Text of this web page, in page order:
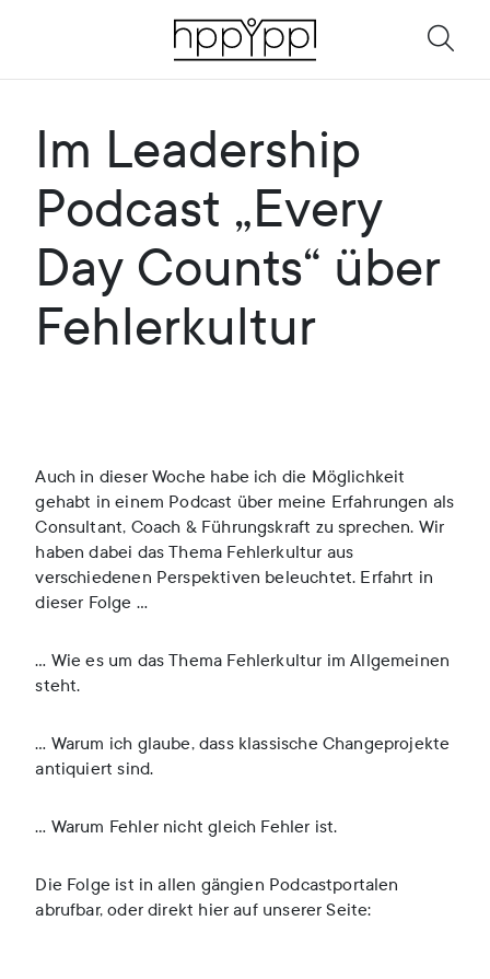
Im Leadership
Podcast „Every
Day Counts“ über
Fehlerkultur
Auch in dieser Woche habe ich die Möglichkeit
gehabt in einem Podcast über meine Erfahrungen als
Consultant, Coach & Führungskraft zu sprechen. Wir
haben dabei das Thema Fehlerkultur aus
verschiedenen Perspektiven beleuchtet. Erfahrt in
dieser Folge …
… Wie es um das Thema Fehlerkultur im Allgemeinen
steht.
… Warum ich glaube, dass klassische Changeprojekte
antiquiert sind.
… Warum Fehler nicht gleich Fehler ist.
Die Folge ist in allen gängien Podcastportalen
abrufbar, oder direkt hier auf unserer Seite: